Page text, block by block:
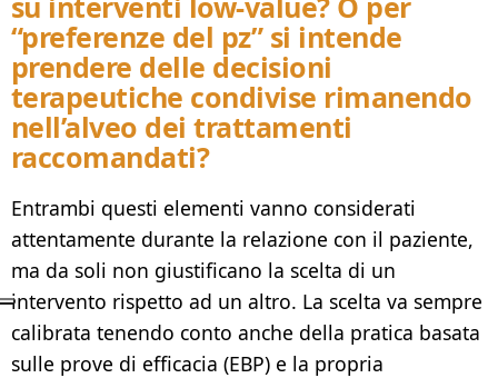
“preferenze del pz” si intende
prendere delle decisioni
terapeutiche condivise rimanendo
nell’alveo dei trattamenti
raccomandati?
Entrambi questi elementi vanno considerati
attentamente durante la relazione con il paziente,
ma da soli non giustificano la scelta di un
intervento rispetto ad un altro. La scelta va sempre
calibrata tenendo conto anche della pratica basata
sulle prove di efficacia (EBP) e la propria